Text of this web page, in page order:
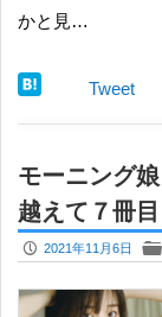
かと見…
Tweet
モーニング
越えて７冊
P 2021年11月6日 F